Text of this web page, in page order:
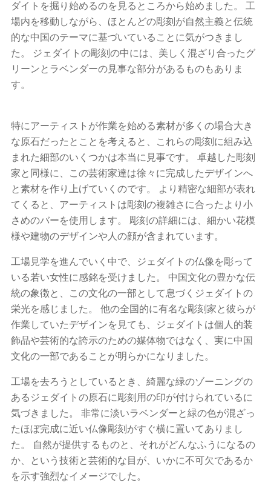
ダイトを掘り始めるのを見るところから始めました。 工
場内を移動しながら、ほとんどの彫刻が自然主義と伝統
的な中国のテーマに基づいていることに気がつきまし
た。 ジェダイトの彫刻の中には、美しく混ざり合ったグ
リーンとラベンダーの見事な部分があるものもありま
す。
特にアーティストが作業を始める素材が多くの場合大き
な原石だったとことを考えると、これらの彫刻に組み込
まれた細部のいくつかは本当に見事です。 卓越した彫刻
家と同様に、この芸術家達は徐々に完成したデザインへ
と素材を作り上げていくのです。 より精密な細部が表れ
てくると、アーティストは彫刻の複雑さに合ったより小
さめのバーを使用します。 彫刻の​​詳細には、細かい花模
様や建物のデザインや人の顔が含まれています。
工場見学を進んでいく中で、ジェダイトの仏像を彫って
いる若い女性に感銘を受けました。 中国文化の豊かな伝
統の象徴と、この文化の一部として息づくジェダイトの
栄光を感じました。 他の全国的に有名な彫刻家と彼らが
作業していたデザインを見ても、ジェダイトは個人的装
飾品や芸術的な誇示のための媒体物ではなく、実に中国
文化の一部であることが明らかになりました。
工場を去ろうとしているとき、綺麗な緑のゾーニングの
あるジェダイトの原石に彫刻用の印が付けられているに
気づきました。 非常に淡いラベンダーと緑の色が混ざっ
たほぼ完成に近い仏像彫刻がすぐ横に置いてありまし
た。 自然が提供するものと、それがどんなふうになるの
か、という技術と芸術的な目が、いかに不可欠であるか
を示す強烈なイメージでした。